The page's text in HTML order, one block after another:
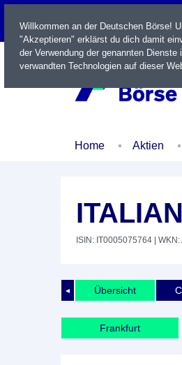
LIVE
Home Aktien
ISIN: IT0005075764 |
◄ Übersicht
Frankfurt
Willkommen an der Deutschen Börse!
"Akzeptieren" erklärst du dich damit
der Verwendung der genannten
verwandten Technologien auf dieser